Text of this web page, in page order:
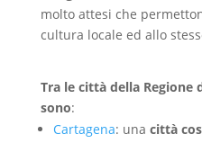
molto attesi che
cultura locale ed allo
Tra le città della Regione
sono:
Cartagena: una città